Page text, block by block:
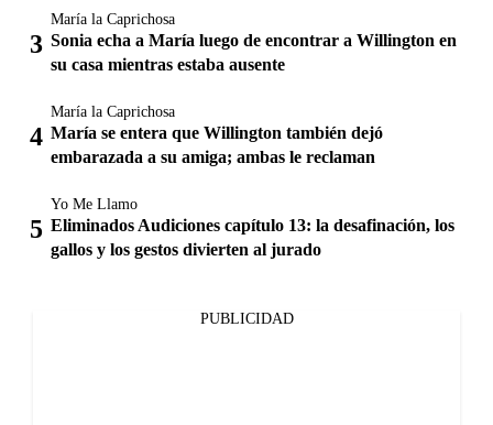
María la Caprichosa
Sonia echa a María luego de encontrar a Willington en
su casa mientras estaba ausente
María la Caprichosa
María se entera que Willington también dejó
embarazada a su amiga; ambas le reclaman
Yo Me Llamo
Eliminados Audiciones capítulo 13: la desafinación, los
gallos y los gestos divierten al jurado
PUBLICIDAD